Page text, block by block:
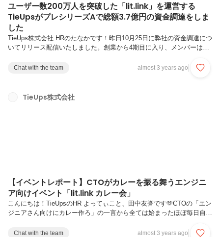
ユーザー数200万人を突破した「lit.link」を運営する
TieUpsがプレシリーズAで総額3.7億円の資金調達をしま
した
TieUps株式会社 HRのたなかです！昨日10月25日に弊社の資金調達につ
いてリリース配信いたしました。創業から4期目に入り、メンバーは18
ツール「lit.link」は200万人を突破し、体験型ファン育成プラットフォ
けではなく、社員全員も参加しました。投資家様方・役員・社員全員が
一丸となって、さらに大きくグローバルに成長できるよう精進して参り
Chat with the team almost 3 years ago
TieUps株式会社
【イベントレポート】CTOがカレーを振る舞うエンジニ
ア向けイベント「lit.link カレー会」
こんにちは！TieUpsのHR よってぃこと、田中友誉です🫶CTOの「エン
ジニアさん向けにカレー作ろ」の一言から全ては始まったほぼ毎日自炊
ニアさん向けのイベントで、俺カレー作ろかな😏」と言い出したこと
Chat with the team almost 3 years ago